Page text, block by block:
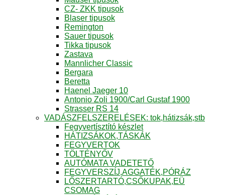
CZ- ZKK tipusok
Blaser tipusok
Remington
Sauer tipusok
Tikka tipusok
Zastava
Mannlicher Classic
Bergara
Beretta
Haenel Jaeger 10
Antonio Zoli 1900/Carl Gustaf 1900
Strasser RS 14
VADÁSZFELSZERELÉSEK: tok,hátizsák,stb
Fegyvertísztító készlet
HÁTIZSÁKOK,TÁSKÁK
FEGYVERTOK
TÖLTÉNYŐV
AUTÓMATA VADETETŐ
FEGYVERSZÍJ,AGGATÉK,PÓRÁZ
LŐSZERTARTÓ,CSŐKUPAK,EÜ
CSOMAG